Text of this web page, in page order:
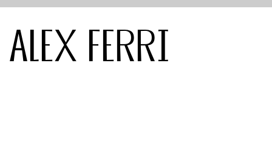
A EX F E RR